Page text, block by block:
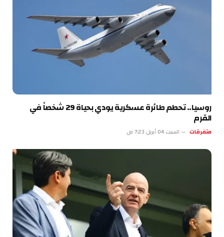
روسيا.. تحطم طائرة عسكرية يودي بحياة 29 شخصاً في
القرم
متفرقات السبت 04 أبريل 7:23 ص